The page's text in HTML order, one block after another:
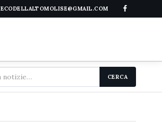
ECODELLALTOMOLISE@GMAIL.COM
CERCA